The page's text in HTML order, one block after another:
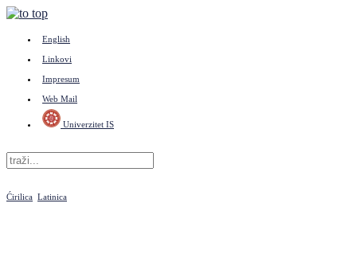
English
Linkovi
Impresum
Web Mail
Univerzitet IS
Ćirilica Latinica